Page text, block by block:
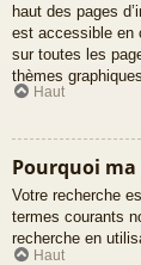
haut des pages
est accessible en
sur toutes les
thèmes
Haut
Pourquoi
Votre recherche
termes courants
recherche en
Haut